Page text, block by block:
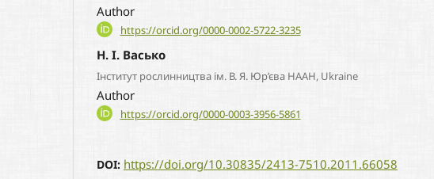
Author
https://orcid.org/0000-0002-5722-3235
Н. І. Васько
Інститут рослинництва ім. В. Я. Юр’єва НААН, Ukraine
Author
https://orcid.org/0000-0003-3956-5861
DOI: https://doi.org/10.30835/2413-7510.2011.66058